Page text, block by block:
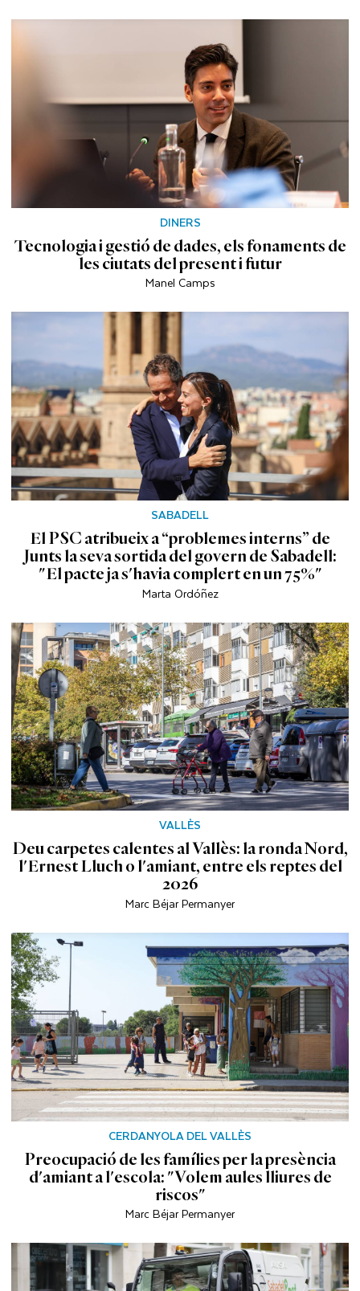
DINERS
Tecnologia i gestió de dades, els fonaments de
les ciutats del present i futur
Manel Camps
SABADELL
El PSC atribueix a “problemes interns” de
Junts la seva sortida del govern de Sabadell:
"El pacte ja s'havia complert en un 75%"
Marta Ordóñez
VALLÈS
Deu carpetes calentes al Vallès: la ronda Nord,
l'Ernest Lluch o l'amiant, entre els reptes del
2026
Marc Béjar Permanyer
CERDANYOLA DEL VALLÈS
Preocupació de les famílies per la presència
d'amiant a l'escola: "Volem aules lliures de
riscos"
Marc Béjar Permanyer